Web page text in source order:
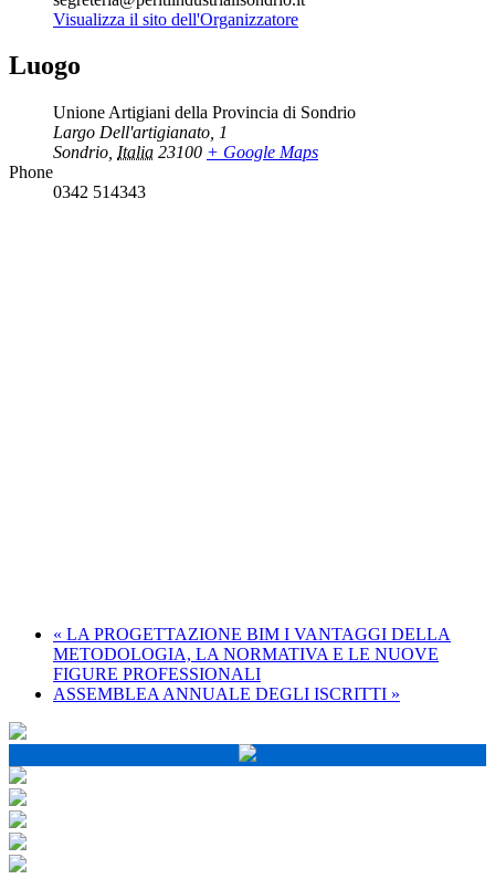
Visualizza il sito dell'Organizzatore
Luogo
Unione Artigiani della Provincia di Sondrio
Largo Dell'artigianato, 1
Sondrio Italia 23100 + Google Maps
Phone
0342 514343
« LA PROGETTAZIONE BIM I VANTAGGI DELLA
METODOLOGIA, LA NORMATIVA E LE NUOVE
FIGURE PROFESSIONALI
ASSEMBLEA ANNUALE DEGLI ISCRITTI »